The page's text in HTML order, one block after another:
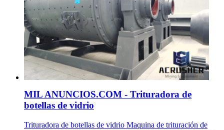
MIL ANUNCIOS.COM - Trituradora de
botellas de vidrio
Trituradora de botellas de vidrio Maquina de trituración de